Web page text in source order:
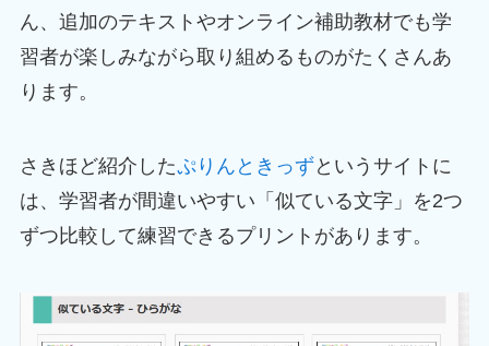
ん、追加のテキストやオンライン補助教材でも学
習者が楽しみながら取り組めるものがたくさんあ
ります。
さきほど紹介したぷりんときっずというサイトに
は、学習者が間違いやすい「似ている文字」を2つ
ずつ比較して練習できるプリントがあります。